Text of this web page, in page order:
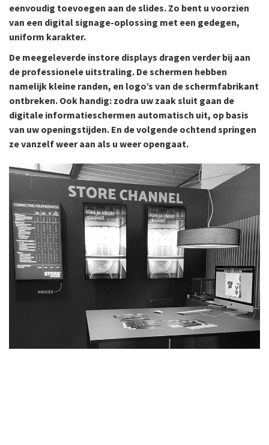
eenvoudig toevoegen aan de slides. Zo bent u voorzien
van een digital signage-oplossing met een gedegen,
uniform karakter.
De meegeleverde instore displays dragen verder bij aan
de professionele uitstraling. De schermen hebben
namelijk kleine randen, en logo’s van de schermfabrikant
ontbreken. Ook handig: zodra uw zaak sluit gaan de
digitale informatieschermen automatisch uit, op basis
van uw openingstijden. En de volgende ochtend springen
ze vanzelf weer aan als u weer opengaat.